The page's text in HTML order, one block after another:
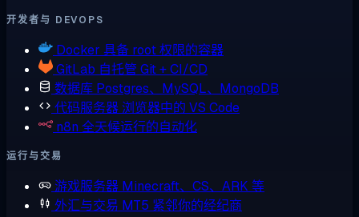
开发者与 DEVOPS
Docker 具备 root 权限的容器
GitLab 自托管 Git + CI/CD
数据库 Postgres、MySQL、MongoDB
代码服务器 浏览器中的 VS Code
n8n 全天候运行的自动化
运行与交易
游戏服务器 Minecraft、CS、ARK 等
外汇与交易 MT5 紧邻你的经纪商